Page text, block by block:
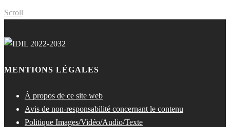
Scroll
MENTIONS LÉGALES
À propos de ce site web
Avis de non-responsabilité concernant le contenu
Politique Images/Vidéo/Audio/Texte